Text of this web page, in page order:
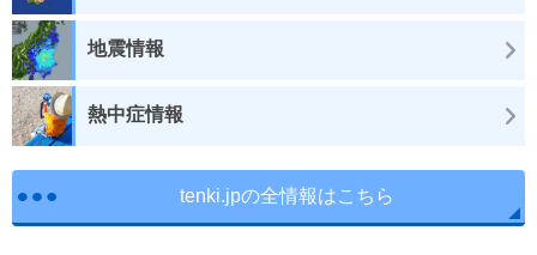
地震情報
熱中症情報
tenki.jpの全情報はこちら